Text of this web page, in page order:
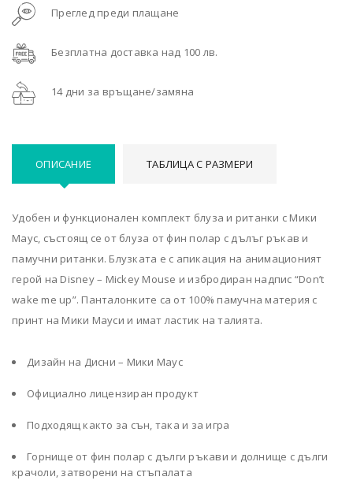
Преглед преди плащане
Безплатна доставка над 100 лв.
14 дни за връщане/замяна
ОПИСАНИЕ ТАБЛИЦА С РАЗМЕРИ
Удобен и функционален комплект блуза и ританки с Мики
Маус, състоящ се от блуза от фин полар с дълъг ръкав и
памучни ританки. Блузката е с апикация на анимационият
герой на Disney – Mickey Mouse и избродиран надпис “Don’t
wake me up”. Панталонките са от 100% памучна материя с
принт на Мики Мауси и имат ластик на талията.
Дизайн на Дисни – Мики Маус
Официално лицензиран продукт
Подходящ както за сън, така и за игра
Горнище от фин полар с дълги ръкави и долнище с дълги
крачоли, затворени на стъпалата